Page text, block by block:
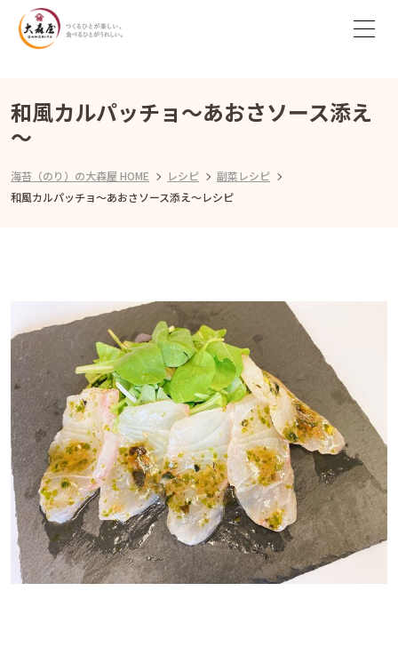
和風カルパッチョ～あおさソース添え
～
海苔（のり）の大森屋 HOME レシピ
副菜レシピ
和風カルパッチョ～あおさソース添え～レシピ